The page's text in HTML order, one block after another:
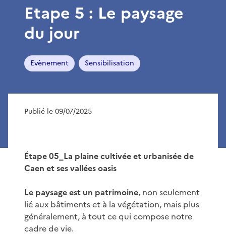
Etape 5 : Le paysage
du jour
Evènement Sensibilisation
Publié le 09/07/2025
Étape 05_La plaine cultivée et urbanisée de
Caen et ses vallées oasis
Le paysage est un patrimoine, non seulement
lié aux bâtiments et à la végétation, mais plus
généralement, à tout ce qui compose notre
cadre de vie.